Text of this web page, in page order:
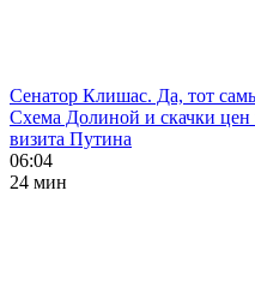
Сенатор Клишас. Да, тот
Схема Долиной и скачки цен
визита Путина
06:04
24 мин